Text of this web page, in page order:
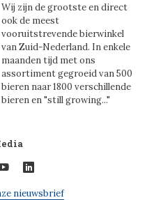
Wij zijn de grootste en direct
ook de meest
vooruitstrevende bierwinkel
van Zuid-Nederland. In enkele
maanden tijd met ons
assortiment gegroeid van 500
bieren naar 1800 verschillende
bieren en "still growing..."
nieuwsbrief